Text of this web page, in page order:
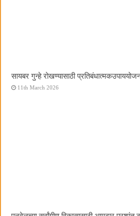
सायबर गुन्हे रोखण्यासाठी
11th March 2026